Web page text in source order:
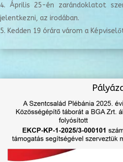
Április 25-én zarándoklatot
jelentkezni, az irodában.
Kedden 19 órára várom a